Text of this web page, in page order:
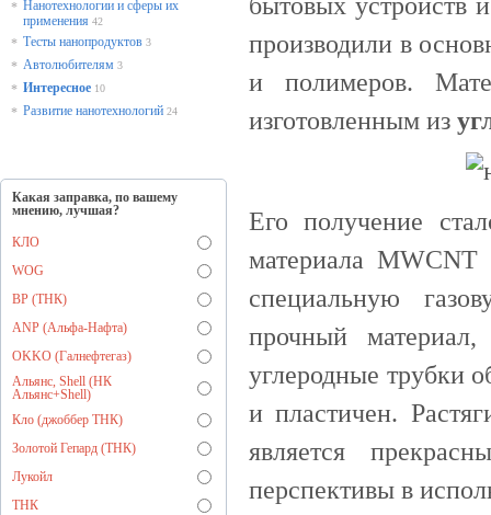
* Нанотехнологии и сферы их
применения 42
* Тесты нанопродуктов 3
* Автолюбителям 3
* Интересное 10
* Развитие нанотехнологий 24
Какая заправка, по вашему
мнению, лучшая?
КЛО
WOG
BP (ТНК)
ANP (Альфа-Нафта)
OKKO (Галнефтегаз)
Альянс, Shell (НК
Альянс+Shell)
Кло (джоббер ТНК)
Золотой Гепард (ТНК)
Лукойл
ТНК
производили в
и полимеров.
изготовленным из
Его получение
материала MWCNT
специальную
прочный
углеродные трубки
и пластичен.
является
перспективы в